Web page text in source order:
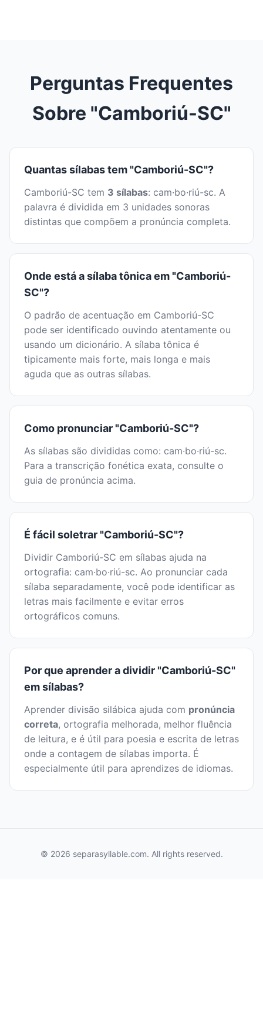
Perguntas Frequentes
Sobre "Camboriú-SC"
Quantas sílabas tem "Camboriú-SC"?
Camboriú-SC tem 3 sílabas: cam·bo·riú-sc. A
palavra é dividida em 3 unidades sonoras
distintas que compõem a pronúncia completa.
Onde está a sílaba tônica em "Camboriú-
SC"?
O padrão de acentuação em Camboriú-SC
pode ser identificado ouvindo atentamente ou
usando um dicionário. A sílaba tônica é
tipicamente mais forte, mais longa e mais
aguda que as outras sílabas.
Como pronunciar "Camboriú-SC"?
As sílabas são divididas como: cam·bo·riú-sc.
Para a transcrição fonética exata, consulte o
guia de pronúncia acima.
É fácil soletrar "Camboriú-SC"?
Dividir Camboriú-SC em sílabas ajuda na
ortografia: cam·bo·riú-sc. Ao pronunciar cada
sílaba separadamente, você pode identificar as
letras mais facilmente e evitar erros
ortográficos comuns.
Por que aprender a dividir "Camboriú-SC"
em sílabas?
Aprender divisão silábica ajuda com pronúncia
correta, ortografia melhorada, melhor fluência
de leitura, e é útil para poesia e escrita de letras
onde a contagem de sílabas importa. É
especialmente útil para aprendizes de idiomas.
© 2026 separasyllable.com. All rights reserved.